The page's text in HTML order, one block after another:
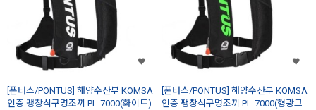
[폰터스/PONTUS] 해양수산부 KOMSA
인증 팽창식구명조끼 PL-7000(화이트)
[폰터스/PONTUS] 해양수산부 KOMSA
인증 팽창식구명조끼 PL-7000(형광그